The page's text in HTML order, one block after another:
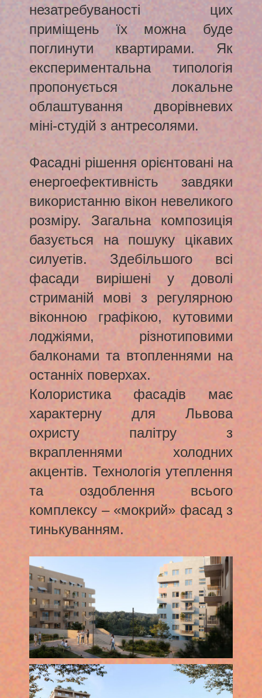
незатребуваності цих
приміщень їх можна буде
поглинути квартирами. Як
експериментальна типологія
пропонується локальне
облаштування дворівневих
міні-студій з антресолями.
Фасадні рішення орієнтовані на
енергоефективність завдяки
використанню вікон невеликого
розміру. Загальна композиція
базується на пошуку цікавих
силуетів. Здебільшого всі
фасади вирішені у доволі
стриманій мові з регулярною
віконною графікою, кутовими
лоджіями, різнотиповими
балконами та втопленнями на
останніх поверхах.
Колористика фасадів має
характерну для Львова
охристу палітру з
вкрапленнями холодних
акцентів. Технологія утеплення
та оздоблення всього
комплексу – «мокрий» фасад з
тинькуванням.